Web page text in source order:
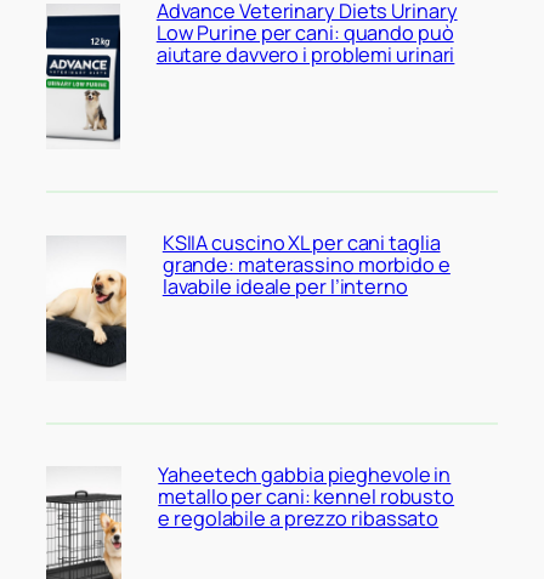
Advance Veterinary Diets Urinary
Low Purine per cani: quando può
aiutare davvero i problemi urinari
KSIIA cuscino XL per cani taglia
grande: materassino morbido e
lavabile ideale per l’interno
Yaheetech gabbia pieghevole in
metallo per cani: kennel robusto
e regolabile a prezzo ribassato